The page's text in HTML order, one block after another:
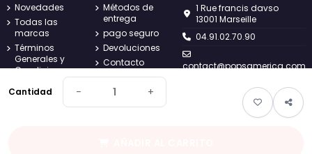
Cantidad − +
Novedades
Todas las
marcas
Términos
Generales y
Condiciones
privacidad
Avisos legales
Métodos de
entrega
pago seguro
Devoluciones
Contacto
Mapa del sitio
Seguimiento
1 Rue francis davso
13001 Marseille
04.91.02.70.90
contact@popsamerica.com